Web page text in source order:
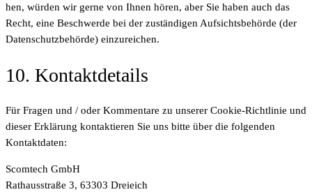
hen, wür­den wir ger­ne von Ihnen hören, aber Sie haben auch das
Recht, eine Beschwer­de bei der zustän­di­gen Auf­sichts­be­hör­de (der
Daten­schutz­be­hör­de) einzureichen.
10. Kon­takt­de­tails
Für Fra­gen und / oder Kom­men­ta­re zu unse­rer Coo­kie-Richt­li­nie und
die­ser Erklä­rung kon­tak­tie­ren Sie uns bit­te über die fol­gen­den
Kontaktdaten:
Scom­tech GmbH
Rat­haus­stra­ße 3, 63303 Dreieich